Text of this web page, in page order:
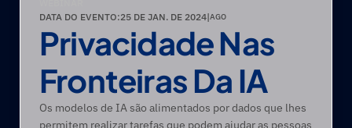
DATA DO EVENTO:25 DE JAN. DE 2024|AGO
Privacidade Nas
Fronteiras Da IA
Os modelos de IA são alimentados por dados que lhes
permitem realizar tarefas que podem ajudar as pessoas